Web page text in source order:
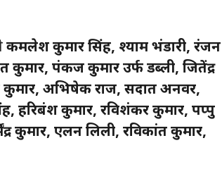
कमलेश कुमार सिंह, श्याम भंडारी, रंजन
कुमार, पंकज कुमार उर्फ डब्ली, जितेंद्र
कुमार, अभिषेक राज, सदात अनवर,
हरिबंश कुमार, रविशंकर कुमार, पप्पु
कुमार, एलन लिली, रविकांत कुमार,